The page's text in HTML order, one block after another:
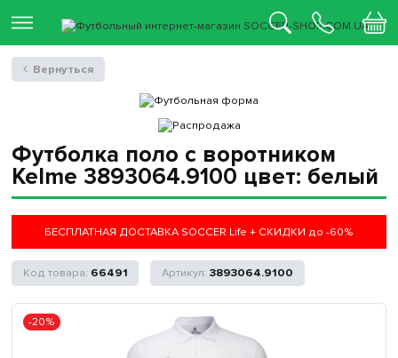
Футболка поло с воротником
Kelme 3893064.9100 цвет: белый
БЕСПЛАТНАЯ ДОСТАВКА SOCCER Life + СКИДКИ до -60%
66491 3893064.9100
-20%
Вернуться